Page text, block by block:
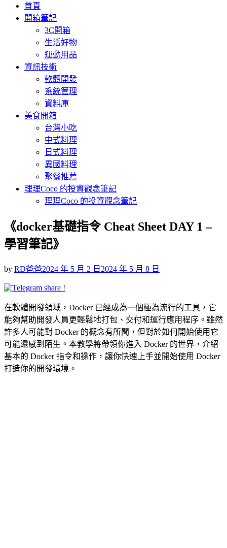
首頁
開箱筆記
3C開箱
生活好物
運動用品
資訊技術
軟體開發
系統管理
資料庫
美食開箱
台灣小吃
中式料理
日式料理
異國料理
聚餐推薦
理理Coco 的投資觀念筆記
理理Coco 的投資觀念筆記
《docker基礎指令 Cheat Sheet DAY 1 –
學習筆記》
by RD爸爸Posted
on
2024 年 5 月 2 日 2024 年 5 月 8 日
在軟體開發領域，Docker 已經成為一個極為流行的工具，它
能夠幫助開發人員更輕鬆地打包、交付和運行應用程序。雖然
許多人可能對 Docker 的概念有所聞，但對於如何開始使用它
可能還感到陌生。本教學將帶領你進入 Docker 的世界，介紹
基本的 Docker 指令和操作，讓你快速上手並開始使用 Docker
打造你的開發環境。